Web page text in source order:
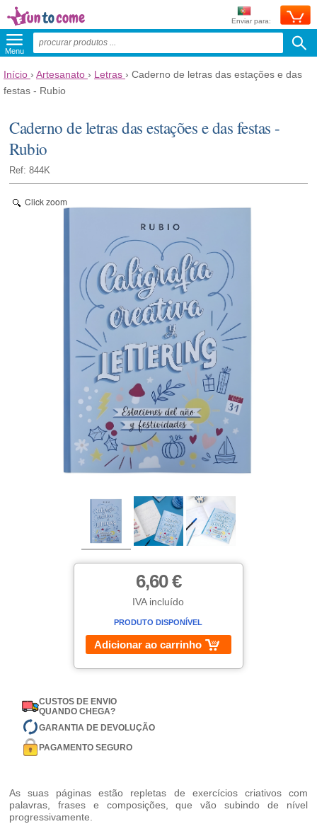
Enviar para:
Menu
Início › Artesanato › Letras › Caderno de letras das estações e das
festas - Rubio
Caderno de letras das estações e das festas -
Rubio
Ref: 844K
Click zoom
6,60 €
IVA incluído
PRODUTO DISPONÍVEL
Adicionar ao carrinho
CUSTOS DE ENVIO
QUANDO CHEGA?
GARANTIA DE DEVOLUÇÃO
PAGAMENTO SEGURO
As suas páginas estão repletas de exercícios criativos com
palavras, frases e composições, que vão subindo de nível
progressivamente.